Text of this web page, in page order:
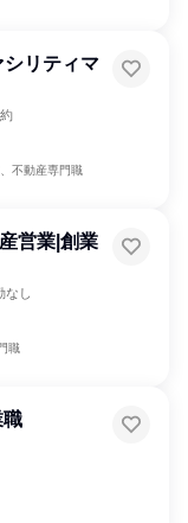
リティマ
不動産専門職
営業|創業
し
職
職